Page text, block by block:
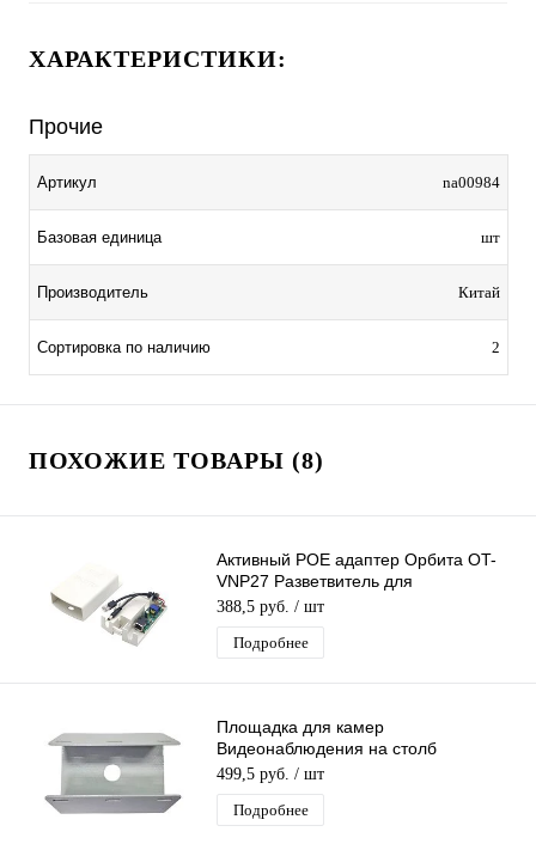
ХАРАКТЕРИСТИКИ:
Прочие
Артикул na00984
Базовая единица шт
Производитель Китай
Сортировка по наличию 2
ПОХОЖИЕ ТОВАРЫ (8)
Активный POE адаптер Орбита OT-
VNP27 Разветвитель для
подключения IP-камер без POE вх 36-
57V-вых 12V
388,5 руб. / шт
Подробнее
Площадка для камер
Видеонаблюдения на столб
универсальная MalkaTech PV1
499,5 руб. / шт
Подробнее